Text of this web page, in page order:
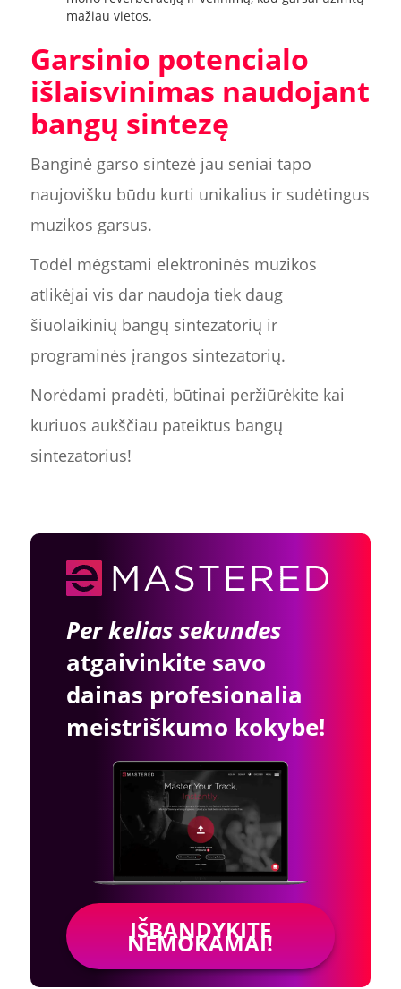
mažiau vietos.
Garsinio potencialo
išlaisvinimas naudojant
bangų sintezę
Banginė garso sintezė jau seniai tapo
naujovišku būdu kurti unikalius ir sudėtingus
muzikos garsus.
Todėl mėgstami elektroninės muzikos
atlikėjai vis dar naudoja tiek daug
šiuolaikinių bangų sintezatorių ir
programinės įrangos sintezatorių.
Norėdami pradėti, būtinai peržiūrėkite kai
kuriuos aukščiau pateiktus bangų
sintezatorius!
Per kelias sekundes
atgaivinkite savo
dainas profesionalia
meistriškumo kokybe!
IŠBANDYKITE
NEMOKAMAI!